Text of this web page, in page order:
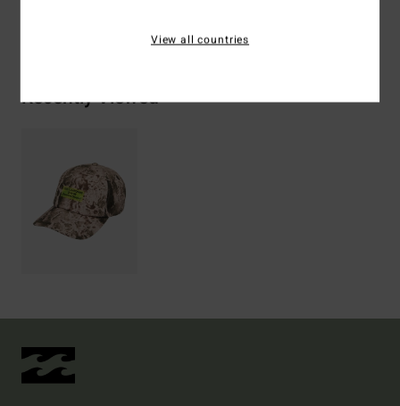
Recently Viewed
View all countries